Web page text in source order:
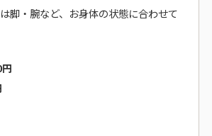
脚・腕など、お身体の状態に合わせて